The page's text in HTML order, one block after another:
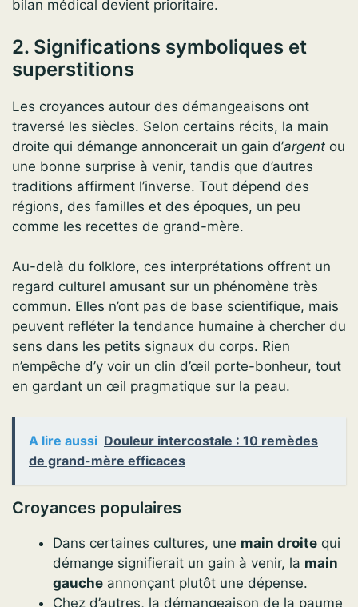
bilan médical devient prioritaire.
2. Significations symboliques et
superstitions
Les croyances autour des démangeaisons ont
traversé les siècles. Selon certains récits, la main
droite qui démange annoncerait un gain d’argent ou
une bonne surprise à venir, tandis que d’autres
traditions affirment l’inverse. Tout dépend des
régions, des familles et des époques, un peu
comme les recettes de grand-mère.
Au-delà du folklore, ces interprétations offrent un
regard culturel amusant sur un phénomène très
commun. Elles n’ont pas de base scientifique, mais
peuvent refléter la tendance humaine à chercher du
sens dans les petits signaux du corps. Rien
n’empêche d’y voir un clin d’œil porte-bonheur, tout
en gardant un œil pragmatique sur la peau.
A lire aussi Douleur intercostale : 10 remèdes
de grand-mère efficaces
Croyances populaires
Dans certaines cultures, une main droite qui
démange signifierait un gain à venir, la main
gauche annonçant plutôt une dépense.
Chez d’autres, la démangeaison de la paume